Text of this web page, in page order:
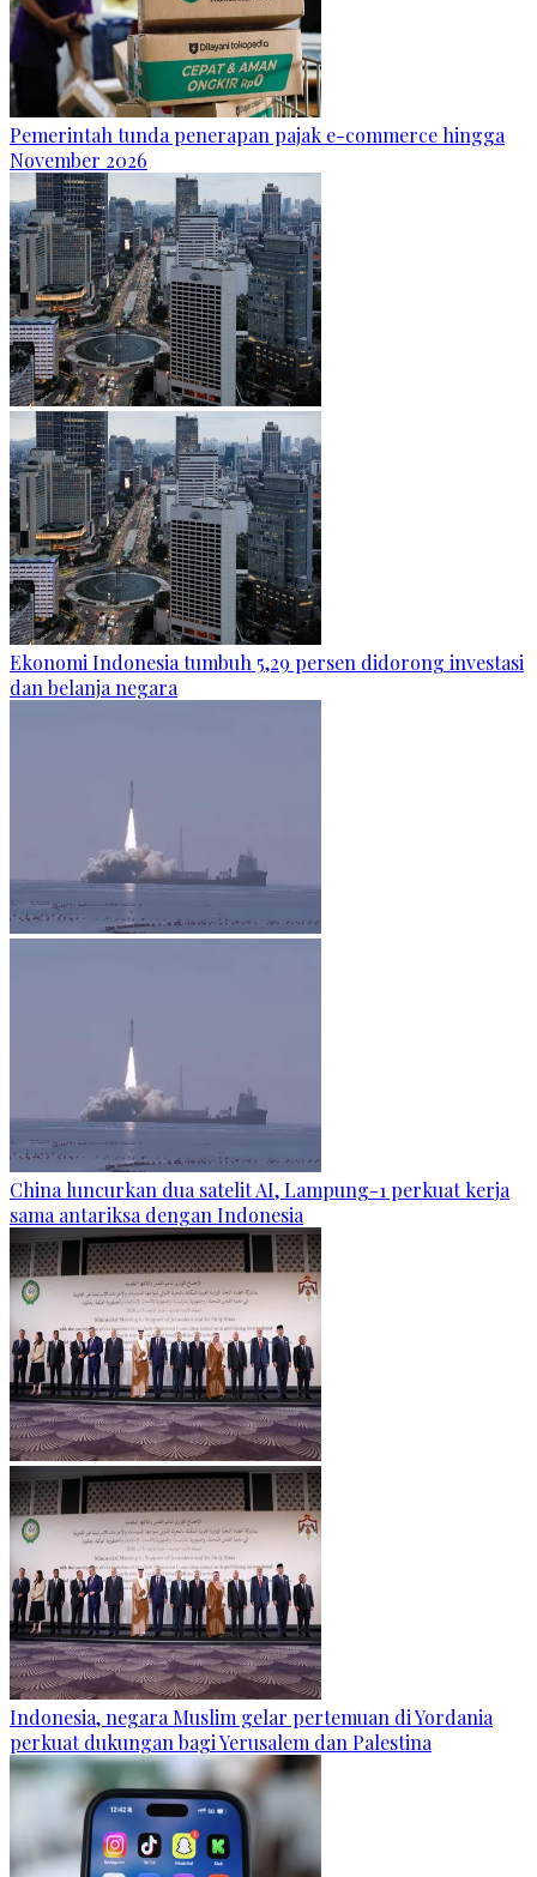
Pemerintah tunda penerapan pajak e-commerce hingga
November 2026
Ekonomi Indonesia tumbuh 5,29 persen didorong investasi
dan belanja negara
China luncurkan dua satelit AI, Lampung-1 perkuat kerja
sama antariksa dengan Indonesia
Indonesia, negara Muslim gelar pertemuan di Yordania
perkuat dukungan bagi Yerusalem dan Palestina